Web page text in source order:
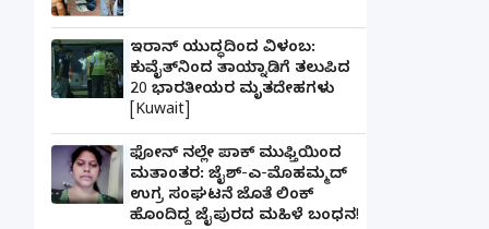
ಇರಾನ್ ಯುದ್ಧದಿಂದ ವಿಳಂಬ:
ಕುವೈತ್‌ನಿಂದ ತಾಯ್ನಾಡಿಗೆ ತಲುಪಿದ
20 ಭಾರತೀಯರ ಮೃತದೇಹಗಳು
[Kuwait]
ಫೋನ್ ನಲ್ಲೇ ಪಾಕ್ ಮುಫ್ತಿಯಿಂದ
ಮತಾಂತರ: ಜೈಶ್-ಎ-ಮೊಹಮ್ಮದ್
ಉಗ್ರ ಸಂಘಟನೆ ಜೊತೆ ಲಿಂಕ್
ಹೊಂದಿದ್ದ ಜೈಪುರದ ಮಹಿಳೆ ಬಂಧನ!